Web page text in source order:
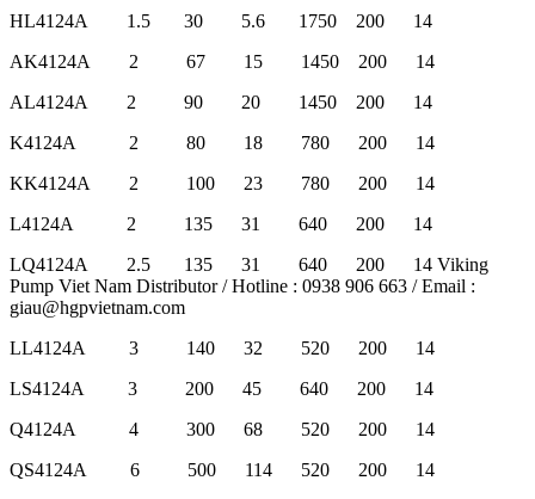
HL4124A 1.5 30 5.6 1750 200 14
AK4124A 2 67 15 1450 200 14
AL4124A 2 90 20 1450 200 14
K4124A 2 80 18 780 200 14
KK4124A 2 100 23 780 200 14
L4124A 2 135 31 640 200 14
LQ4124A 2.5 135 31 640 200 14 Viking
Pump Viet Nam Distributor / Hotline : 0938 906 663 / Email :
giau@hgpvietnam.com
LL4124A 3 140 32 520 200 14
LS4124A 3 200 45 640 200 14
Q4124A 4 300 68 520 200 14
QS4124A 6 500 114 520 200 14